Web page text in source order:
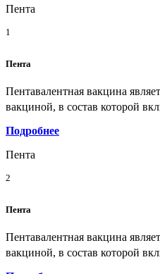
Пента
1
Пента
Пентавалентная вакцина
вакциной, в состав которой
Подробнее
Пента
2
Пента
Пентавалентная вакцина
вакциной, в состав которой